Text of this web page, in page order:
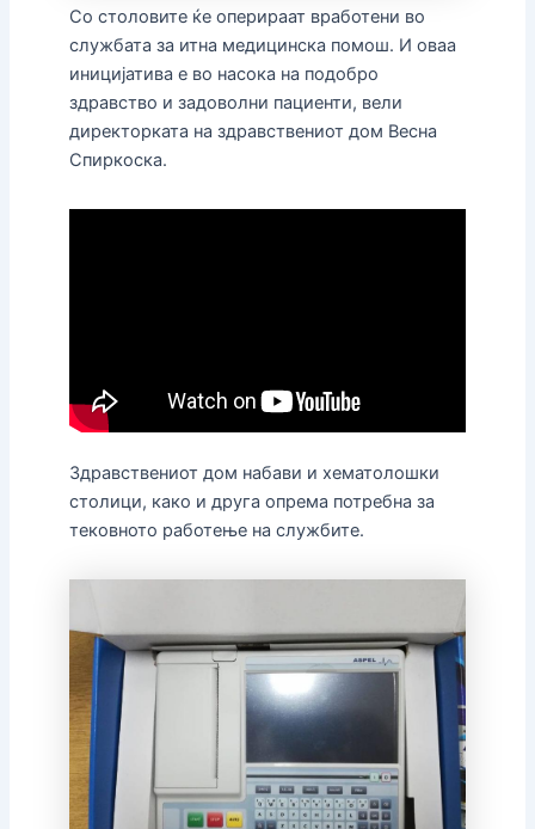
Со столовите ќе оперираат вработени во
службата за итна медицинска помош. И оваа
иницијатива е во насока на подобро
здравство и задоволни пациенти, вели
директорката на здравствениот дом Весна
Спиркоска.
Здравствениот дом набави и хематолошки
столици, како и друга опрема потребна за
тековното работење на службите.